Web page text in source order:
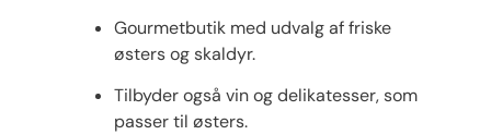
Gourmetbutik med udvalg af friske
østers og skaldyr.
Tilbyder også vin og delikatesser, som
passer til østers.